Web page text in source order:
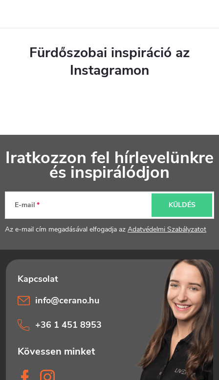
Fürdőszobai inspiráció az
Instagramon
á
é
Iratkozzon fel hírlevelünkre
és inspirálódjon
E-mail
Az e-mail cím megadásával elfogadja az Adatvédelmi Szabályzatot
KÜLDÉS
info@cerano.hu
+36 1 451 8953